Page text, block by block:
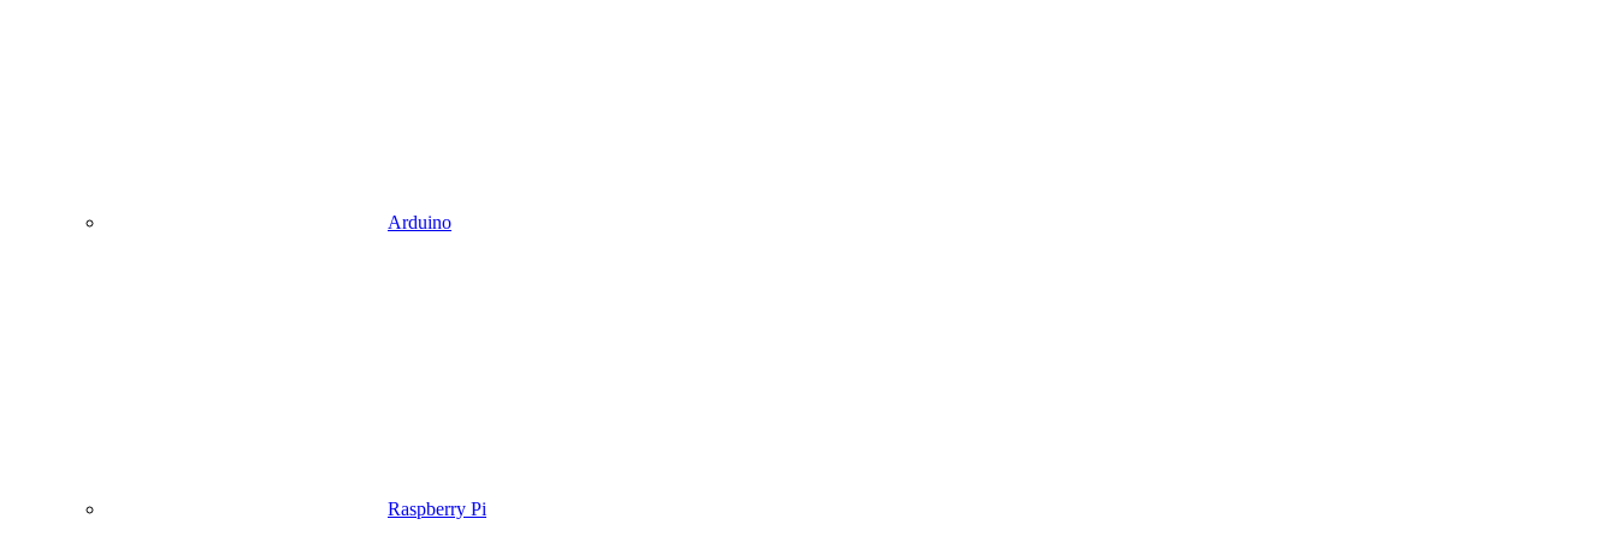
Arduino
Raspberry Pi